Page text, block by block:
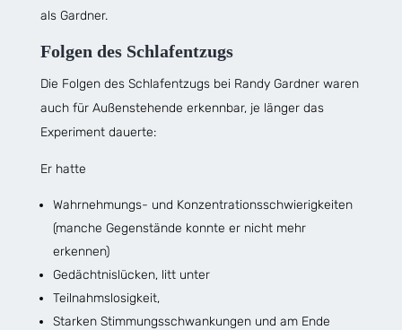
als Gardner.
Folgen des Schlafentzugs
Die Folgen des Schlafentzugs bei Randy Gardner waren
auch für Außenstehende erkennbar, je länger das
Experiment dauerte:
Er hatte
Wahrnehmungs- und Konzentrationsschwierigkeiten
(manche Gegenstände konnte er nicht mehr
erkennen)
Gedächtnislücken, litt unter
Teilnahmslosigkeit,
Starken Stimmungsschwankungen und am Ende